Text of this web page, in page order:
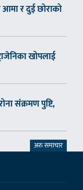
आमा र दुई छोराको
खोपलाई
संक्रमण पुष्टि,
अरु समाचार